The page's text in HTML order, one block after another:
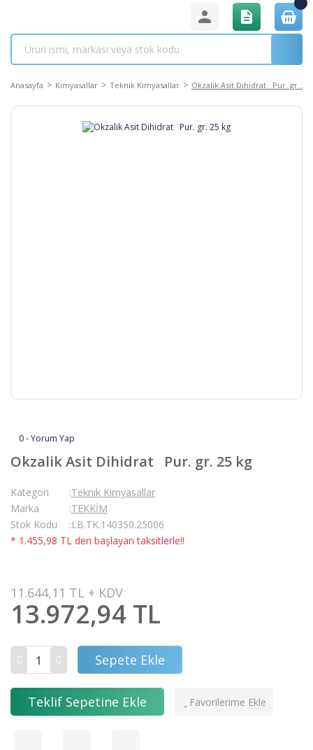
Anasayfa Kimyasallar Teknik Kimyasallar Okzalik Asit Dihidrat Pur. gr. 25
0 - Yorum Yap
Okzalik Asit Dihidrat Pur. gr. 25 kg
Kategori
Teknik Kimyasallar
Marka
TEKKİM
Stok Kodu
LB.TK.140350.25006
* 1.455,98 TL den başlayan taksitlerle!!
11.644,11 TL + KDV
13.972,94 TL
Sepete Ekle
Teklif Sepetine Ekle